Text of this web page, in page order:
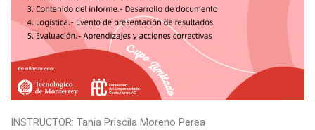
INSTRUCTOR: Tania Priscila Moreno Perea